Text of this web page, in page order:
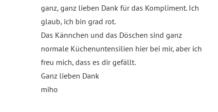
ganz, ganz lieben Dank für das Kompliment. Ich
glaub, ich bin grad rot.
Das Kännchen und das Döschen sind ganz
normale Küchenuntensilien hier bei mir, aber ich
freu mich, dass es dir gefällt.
Ganz lieben Dank
miho